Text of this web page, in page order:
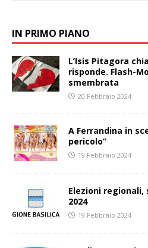
IN PRIMO PIANO
L’Isis Pitagora
risponde. Flash-
smembrata
20 Febbraio 2024
A Ferrandina in
pericolo”
19 Febbraio 2024
Elezioni regionali,
2024
19 Febbraio 2024